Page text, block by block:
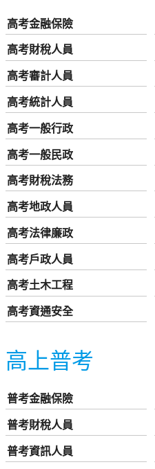
高考金融保險
高考財稅人員
高考審計人員
高考統計人員
高考一般行政
高考一般民政
高考財稅法務
高考地政人員
高考法律廉政
高考戶政人員
高考土木工程
高考資通安全
高上普考
普考金融保險
普考財稅人員
普考資訊人員